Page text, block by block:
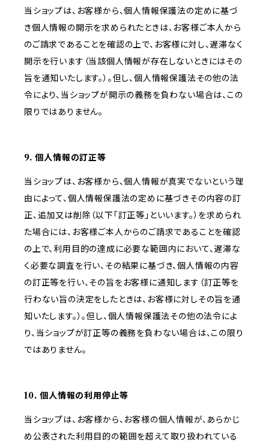
当ショップは、お客様から、個人情報保護法の定めに基づ
き個人情報の開示を求められたときは、お客様ご本人から
のご請求であることを確認の上で、お客様に対し、遅滞なく
開示を行います（当該個人情報が存在しないときにはその
旨を通知いたします。）。但し、個人情報保護法その他の法
令により、当ショップが開示の義務を負わない場合は、この
限りではありません。
9. 個人情報の訂正等
当ショップは、お客様から、個人情報が真実でないという理
由によって、個人情報保護法の定めに基づきその内容の訂
正、追加又は削除（以下「訂正等」といいます。）を求められ
た場合には、お客様ご本人からのご請求であることを確認
の上で、利用目的の達成に必要な範囲内において、遅滞な
く必要な調査を行い、その結果に基づき、個人情報の内容
の訂正等を行い、その旨をお客様に通知します（訂正等を
行わない旨の決定をしたときは、お客様に対しその旨を通
知いたします。）。但し、個人情報保護法その他の法令によ
り、当ショップが訂正等の義務を負わない場合は、この限り
ではありません。
10. 個人情報の利用停止等
当ショップは、お客様から、お客様の個人情報が、あらかじ
め公表された利用目的の範囲を超えて取り扱われている